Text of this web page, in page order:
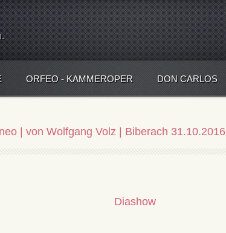
ORFEO - KAMMEROPER DON CARLOS
| von Wolfgang Volz | Biberach 31.10.2016
Diashow